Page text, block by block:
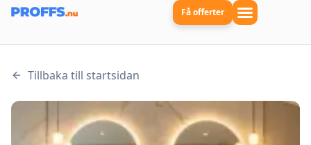
Få offerter
Tillbaka till startsidan